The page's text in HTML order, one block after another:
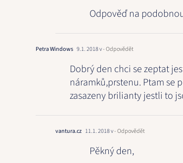
Odpověď na
Petra Windows 9.1. 2018 v- Odpovědět
Dobrý den chci se zeptat
náramků,prstenu. Ptam se
zasazeny brilianty jestli to
vantura.cz 11.1. 2018 v- Odpovědět
Pěkný den,